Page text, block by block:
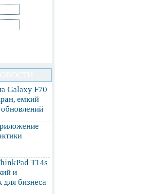
Galaxy F70
емкий
T14s
и
для бизнеса